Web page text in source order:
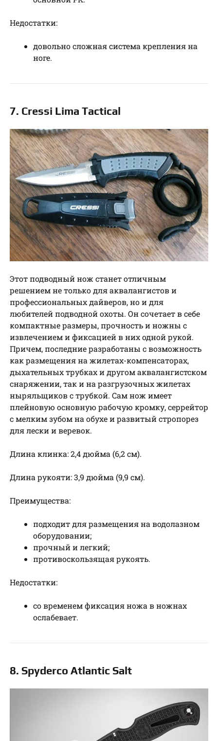
Недостатки:
довольно сложная система крепления на
ноге.
7. Cressi Lima Tactical
Этот подводный нож станет отличным
решением не только для аквалангистов и
профессиональных дайверов, но и для
любителей подводной охоты. Он сочетает в себе
компактные размеры, прочность и ножны с
извлечением и фиксацией в них одной рукой.
Причем, последние разработаны с возможность
как размещения на жилетах-компенсаторах,
дыхательных трубках и другом аквалангистском
снаряжении, так и на разгрузочных жилетах
ныряльщиков с трубкой. Сам нож имеет
плейновую основную рабочую кромку, серрейтор
с мелким зубом на обухе и развитый стропорез
для лески и веревок.
Длина клинка: 2,4 дюйма (6,2 см).
Длина рукояти: 3,9 дюйма (9,9 см).
Преимущества:
подходит для размещения на водолазном
оборудовании;
прочный и легкий;
противоскользящая рукоять.
Недостатки:
со временем фиксация ножа в ножнах
ослабевает.
8. Spyderco Atlantic Salt